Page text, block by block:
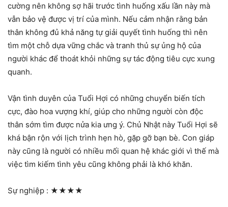
cường nên không sợ hãi trước tình huống xấu lần này mà
vẫn bảo vệ được vị trí của mình. Nếu cảm nhận rằng bản
thân không đủ khả năng tự giải quyết tình huống thì nên
tìm một chỗ dựa vững chắc và tranh thủ sự ủng hộ của
người khác để thoát khỏi những sự tác động tiêu cực xung
quanh.
Vận tình duyên của Tuổi Hợi có những chuyển biến tích
cực, đào hoa vượng khí, giúp cho những người còn độc
thân sớm tìm được nửa kia ưng ý. Chủ Nhật này Tuổi Hợi sẽ
khá bận rộn với lịch trình hẹn hò, gặp gỡ bạn bè. Con giáp
này cũng là người có nhiều mối quan hệ khác giới vì thế mà
việc tìm kiếm tình yêu cũng không phải là khó khăn.
Sự nghiệp : ★★★★